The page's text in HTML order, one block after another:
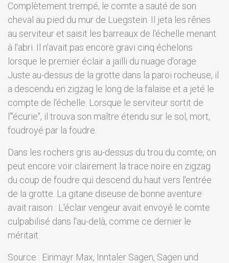
Complètement trempé, le comte a sauté de son
cheval au pied du mur de Luegstein. Il jeta les rênes
au serviteur et saisit les barreaux de l'échelle menant
à l'abri. Il n'avait pas encore gravi cinq échelons
lorsque le premier éclair a jailli du nuage d'orage.
Juste au-dessus de la grotte dans la paroi rocheuse, il
a descendu en zigzag le long de la falaise et a jeté le
compte de l'échelle. Lorsque le serviteur sortit de
l'"écurie", il trouva son maître étendu sur le sol, mort,
foudroyé par la foudre.
Dans les rochers gris au-dessus du trou du comte, on
peut encore voir clairement la trace noire en zigzag
du coup de foudre qui descend du haut vers l'entrée
de la grotte. La gitane diseuse de bonne aventure
avait raison : L'éclair vengeur avait envoyé le comte
culpabilisé dans l'au-delà, comme ce dernier le
méritait.
Source : Einmayr Max, Inntaler Sagen, Sagen und